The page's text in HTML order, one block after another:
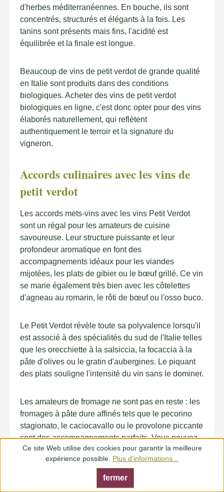
d'herbes méditerranéennes. En bouche, ils sont
concentrés, structurés et élégants à la fois. Les
tanins sont présents mais fins, l'acidité est
équilibrée et la finale est longue.
Beaucoup de vins de petit verdot de grande qualité
en Italie sont produits dans des conditions
biologiques. Acheter des vins de petit verdot
biologiques en ligne, c'est donc opter pour des vins
élaborés naturellement, qui reflètent
authentiquement le terroir et la signature du
vigneron.
Accords culinaires avec les vins de
petit verdot
Les accords mets-vins avec les vins Petit Verdot
sont un régal pour les amateurs de cuisine
savoureuse. Leur structure puissante et leur
profondeur aromatique en font des
accompagnements idéaux pour les viandes
mijotées, les plats de gibier ou le bœuf grillé. Ce vin
se marie également très bien avec les côtelettes
d'agneau au romarin, le rôti de bœuf ou l'osso buco.
Le Petit Verdot révèle toute sa polyvalence lorsqu'il
est associé à des spécialités du sud de l'Italie telles
que les orecchiette à la salsiccia, la focaccia à la
pâte d'olives ou le gratin d'aubergines. Le piquant
des plats souligne l'intensité du vin sans le dominer.
Les amateurs de fromage ne sont pas en reste : les
fromages à pâte dure affinés tels que le pecorino
stagionato, le caciocavallo ou le provolone piccante
sont des accompagnements parfaits. Vous pouvez
même oser les associations avec du chocolat noir
ou des desserts aux notes épicées.
Ce site Web utilise des cookies pour garantir la meilleure
expérience possible. Plus d'informations...
fermer